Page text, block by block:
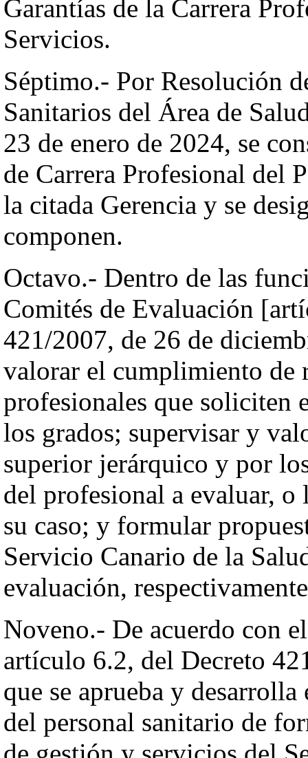
Garantías de la Carrera
Servicios.
Séptimo.- Por Resolución
Sanitarios del Área de
23 de enero de 2024, se
de Carrera Profesional del
la citada Gerencia y se
componen.
Octavo.- Dentro de las
Comités de Evaluación
421/2007, de 26 de
valorar el cumplimiento de
profesionales que soliciten
los grados; supervisar y
superior jerárquico y por
del profesional a evaluar, o
su caso; y formular
Servicio Canario de la
evaluación,
Noveno.- De acuerdo con
artículo 6.2, del Decreto
que se aprueba y
del personal sanitario de